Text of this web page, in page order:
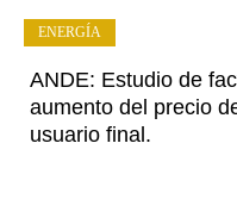
ANDE: Estudio de
aumento del precio
usuario final.
ENERGÍA